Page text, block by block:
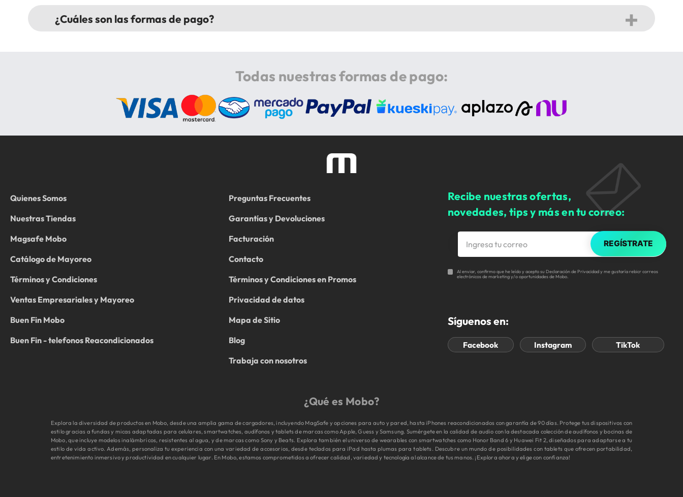
¿Cuáles son las formas de pago?
Todas nuestras formas de pago:
Quienes Somos
Nuestras Tiendas
Magsafe Mobo
Catálogo de Mayoreo
Términos y Condiciones
Ventas Empresariales y Mayoreo
Buen Fin Mobo
Buen Fin - telefonos Reacondicionados
Preguntas Frecuentes
Garantías y Devoluciones
Facturación
Contacto
Términos y Condiciones en Promos
Privacidad de datos
Mapa de Sitio
Blog
Trabaja con nosotros
Recibe nuestras ofertas,
novedades, tips y más en tu correo:
REGÍSTRATE
Al enviar, confirmo que he leído y acepto su Declaración de Privacidad y me gustaría rebicr correos
electrónicos de marketing y/o oportunidades de Mobo.
Síguenos en:
Facebook Instagram TikTok
¿Qué es Mobo?
Explora la diversidad de productos en Mobo, desde una amplia gama de cargadores, incluyendo MagSafe y opciones para auto y pared, hasta iPhones reacondicionados con garantía de 90 días. Protege tus dispositivos con
estilo gracias a fundas y micas adaptadas para celulares, smartwatches, audífonos y tablets de marcas como Apple, Guess y Samsung. Sumérgete en la calidad de audio con la destacada colección de audífonos y bocinas de
Mobo, que incluye modelos inalámbricos, resistentes al agua, y de marcas como Sony y Beats. Explora también el universo de wearables con smartwatches como Honor Band 6 y Huawei Fit 2, diseñados para adaptarse a tu
estilo de vida activo. Además, personaliza tu experiencia con una variedad de accesorios, desde teclados para iPad hasta plumas para tablets. Descubre un mundo de posibilidades con tablets que ofrecen portabilidad,
entretenimiento inmersivo y productividad en cualquier lugar. En Mobo, estamos comprometidos a ofrecer calidad, variedad y tecnología al alcance de tus manos. ¡Explora ahora y elige con confianza!